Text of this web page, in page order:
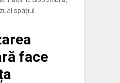
spațiul.
face